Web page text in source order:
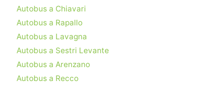
Autobus a Chiavari
Autobus a Rapallo
Autobus a Lavagna
Autobus a Sestri Levante
Autobus a Arenzano
Autobus a Recco